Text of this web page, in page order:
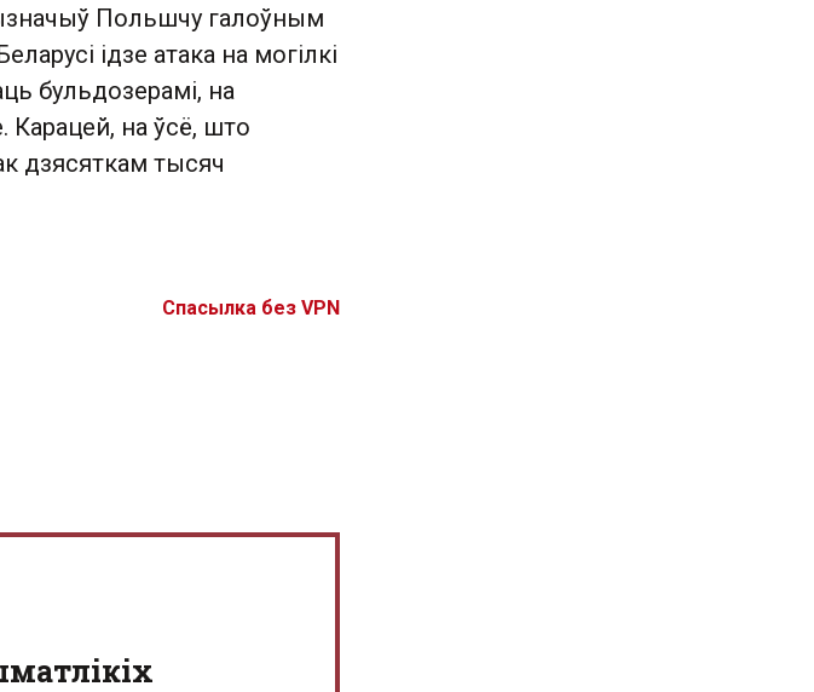
Польшчу галоўным
ідзе атака на могілкі
бульдозерамі, на
Карацей, на ўсё, што
дзясяткам тысяч
Спасылка без VPN